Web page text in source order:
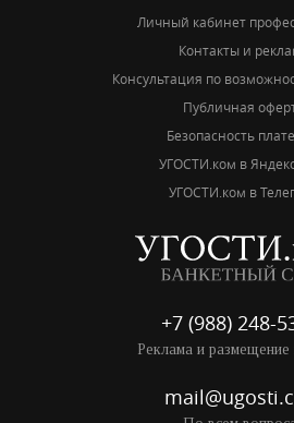
Личный кабинет
Контакты и
Консультация по
Публичная
Безопасность
УГОСТИ.ком в
УГОСТИ.ком в
+7 (988) 248-
Реклама и размещение